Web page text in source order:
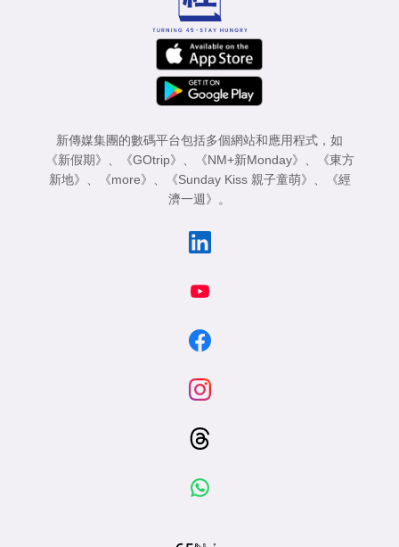
新傳媒集團的數碼平台包括多個網站和應用程式，如
《新假期》 、 《GOtrip》 、 《NM+新Monday》 、
《東方
新地》 、 《more》 、 《Sunday Kiss 親子童萌》 、
《經
濟一週》 。